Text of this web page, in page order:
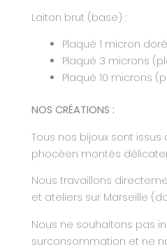
Laiton brut (base) :
Plaqué 1 micron
Plaqué 3 microns
Plaqué 10 microns
NOS CRÉATIONS :
Tous nos bijoux sont
phocéen montés
Nous travaillons
et ateliers sur Marseille
Nous ne souhaitons pas
surconsommation et ne